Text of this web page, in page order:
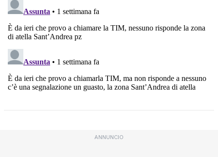
ANNUNCIO